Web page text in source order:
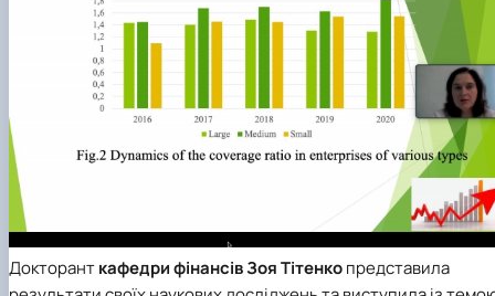
Докторанткафедри фінансівЗоя Тітенкопредставила